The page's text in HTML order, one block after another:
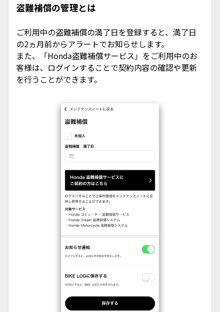
盗難補償の管理とは
ご利用中の盗難補償の満了日を登録すると、満了日
の2ヵ月前からアラートでお知らせします。
また、「Honda盗難補償サービス」をご利用中のお
客様は、ログインすることで契約内容の確認や更新
を行うことができます。